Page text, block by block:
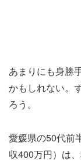
あまりにも身勝
かもしれない。
ろう。
愛媛県の50代前
収400万円）は